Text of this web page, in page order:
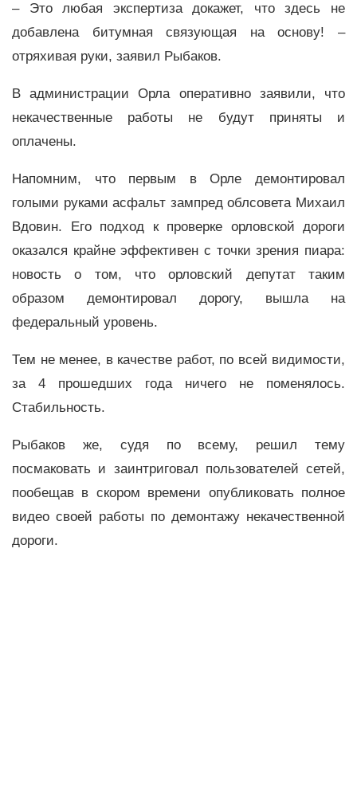
– Это любая экспертиза докажет, что здесь не
добавлена битумная связующая на основу! –
отряхивая руки, заявил Рыбаков.
В администрации Орла оперативно заявили, что
некачественные работы не будут приняты и
оплачены.
Напомним, что первым в Орле демонтировал
голыми руками асфальт зампред облсовета Михаил
Вдовин. Его подход к проверке орловской дороги
оказался крайне эффективен с точки зрения пиара:
новость о том, что орловский депутат таким
образом демонтировал дорогу, вышла на
федеральный уровень.
Тем не менее, в качестве работ, по всей видимости,
за 4 прошедших года ничего не поменялось.
Стабильность.
Рыбаков же, судя по всему, решил тему
посмаковать и заинтриговал пользователей сетей,
пообещав в скором времени опубликовать полное
видео своей работы по демонтажу некачественной
дороги.